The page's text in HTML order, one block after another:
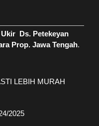
Ds. Petekeyan
Prop. Jawa Tengah.
LEBIH MURAH
2025